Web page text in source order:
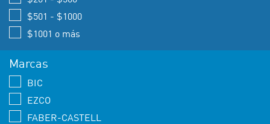
$501 - $1000
$1001 o más
Marcas
BIC
EZCO
FABER-CASTELL